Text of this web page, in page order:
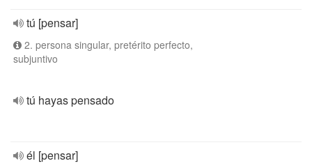
tú [pensar]
2. persona singular, pretérito perfecto,
subjuntivo
tú hayas pensado
él [pensar]